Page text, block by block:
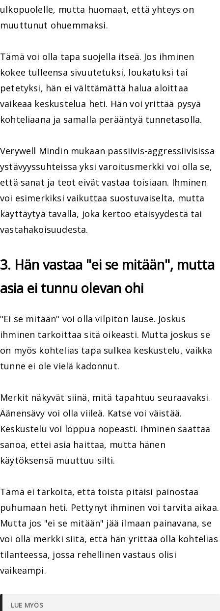
ulkopuolelle, mutta huomaat, että yhteys on
muuttunut ohuemmaksi.
Tämä voi olla tapa suojella itseä. Jos ihminen
kokee tulleensa sivuutetuksi, loukatuksi tai
petetyksi, hän ei välttämättä halua aloittaa
vaikeaa keskustelua heti. Hän voi yrittää pysyä
kohteliaana ja samalla perääntyä tunnetasolla.
Verywell Mindin mukaan passiivis-aggressiivisissa
ystävyyssuhteissa yksi varoitusmerkki voi olla se,
että sanat ja teot eivät vastaa toisiaan. Ihminen
voi esimerkiksi vaikuttaa suostuvaiselta, mutta
käyttäytyä tavalla, joka kertoo etäisyydestä tai
vastahakoisuudesta.
3. Hän vastaa "ei se mitään", mutta
asia ei tunnu olevan ohi
"Ei se mitään" voi olla vilpitön lause. Joskus
ihminen tarkoittaa sitä oikeasti. Mutta joskus se
on myös kohtelias tapa sulkea keskustelu, vaikka
tunne ei ole vielä kadonnut.
Merkit näkyvät siinä, mitä tapahtuu seuraavaksi.
Äänensävy voi olla viileä. Katse voi väistää.
Keskustelu voi loppua nopeasti. Ihminen saattaa
sanoa, ettei asia haittaa, mutta hänen
käytöksensä muuttuu silti.
Tämä ei tarkoita, että toista pitäisi painostaa
puhumaan heti. Pettynyt ihminen voi tarvita aikaa.
Mutta jos "ei se mitään" jää ilmaan painavana, se
voi olla merkki siitä, että hän yrittää olla kohtelias
tilanteessa, jossa rehellinen vastaus olisi
vaikeampi.
LUE MYÖS